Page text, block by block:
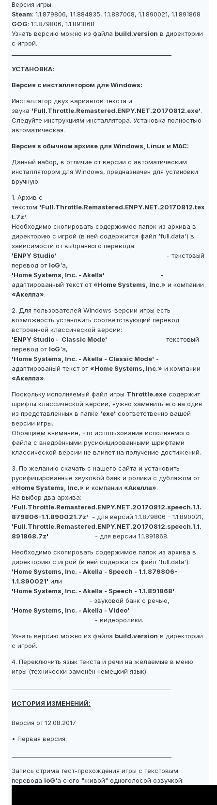
Версия игры:
Steam: 1.1.879806, 1.1.884835, 1.1.887008, 1.1.890021, 1.1.891868
GOG: 1.1.879806, 1.1.891868
Узнать версию можно из файла build.version в директории
с игрой.
УСТАНОВКА:
Версия с инсталлятором для Windows:
Инсталлятор двух вариантов текста и
звука 'Full.Throttle.Remastered.ENPY.NET.20170812.exe'.
Следуйте инструкциям инсталлятора. Установка полностью
автоматическая.
Версия в обычном архиве для Windows, Linux и MAC:
Данный набор, в отличие от версии с автоматическим
инсталлятором для Windows, предназначен для установки
вручную:
1. Архив с
текстом 'Full.Throttle.Remastered.ENPY.NET.20170812.tex
t.7z'.
Необходимо скопировать содержимое папок из архива в
директорию с игрой (в ней содержится файл 'full.data') в
зависимости от выбранного перевода:
'ENPY Studio' - текстовый
перевод от IoG'а,
'Home Systems, Inc. - Akella' -
адаптированный текст от «Home Systems, Inc.» и компании
«Акелла».
2. Для пользователей Windows-версии игры есть
возможность установить соответствующий перевод
встроенной классической версии:
'ENPY Studio - Classic Mode' - текстовый
перевод от IoG'а,
'Home Systems, Inc. - Akella - Classic Mode' -
адаптированый текст от «Home Systems, Inc.» и компании
«Акелла».
Поскольку исполняемый файл игры Throttle.exe содержит
шрифты классической версии, нужно заменить его на один
из представленных в папке 'exe' соответственно вашей
версии игры.
Обращаем внимание, что использование исполняемого
файла с внедрёнными русифицированными шрифтами
классической версии не влияет на получение достижений.
3. По желанию скачать с нашего сайта и установить
русифицированные звуковой банк и ролики с дубляжом от
«Home Systems, Inc.» и компании «Акелла».
На выбор два архива:
'Full.Throttle.Remastered.ENPY.NET.20170812.speech.1.1.
879806-1.1.890021.7z' - для версий 1.1.879806 - 1.1.890021,
'Full.Throttle.Remastered.ENPY.NET.20170812.speech.1.1.
891868.7z' - для версии 1.1.891868.
Необходимо скопировать содержимое папок из архива в
директорию с игрой (в ней содержится файл 'full.data'):
'Home Systems, Inc. - Akella - Speech - 1.1.879806-
1.1.890021' или
'Home Systems, Inc. - Akella - Speech - 1.1.891868'
- звуковой банк с речью,
'Home Systems, Inc. - Akella - Video'
- видеоролики.
Узнать версию можно из файла build.version в директории
с игрой.
4. Переключить язык текста и речи на желаемые в меню
игры (технически заменён немецкий язык).
ИСТОРИЯ ИЗМЕНЕНИЙ:
Версия от 12.08.2017
• Первая версия.
Запись стрима тест-прохождения игры с текстовым
перевода IoG'а с его "живой" одноголосой озвучкой: